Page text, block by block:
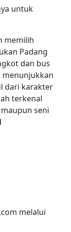
untuk
memilih
Padang
dan bus
menunjukkan
dari karakter
terkenal
seni
melalui